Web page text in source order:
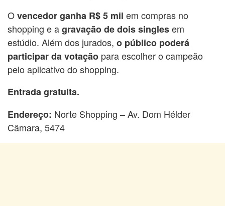
Ovencedor ganha R$ 5 mil em compras no
shopping e agravação de dois singlesem
estúdio. Além dos jurados, o público poderá
participar da votação para escolher o campeão
pelo aplicativo do shopping.
Entrada gratuita.
Endereço: Norte Shopping – Av. Dom Hélder
Câmara, 5474